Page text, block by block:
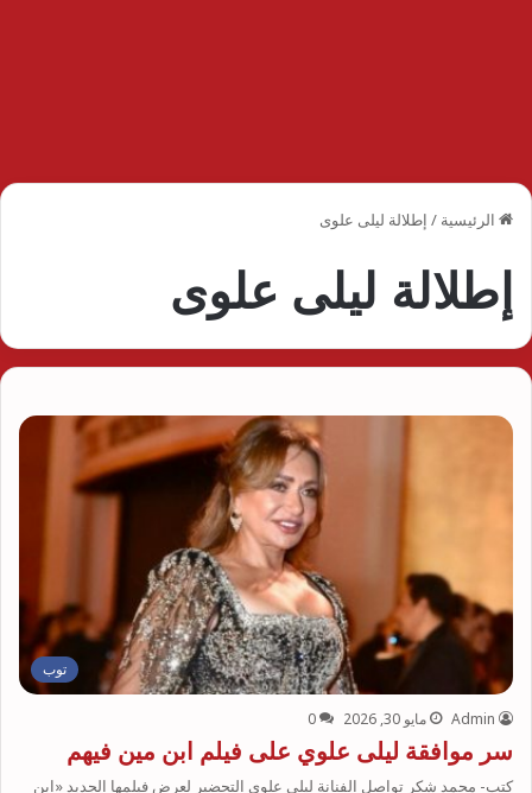
الرئيسية / إطلالة ليلى علوى
إطلالة ليلى علوى
توب
Admin مايو 30, 2026 0
سر موافقة ليلى علوي على فيلم ابن مين فيهم
كتب- محمد شكر تواصل الفنانة ليلى علوي التحضير لعرض فيلمها الجديد «ابن